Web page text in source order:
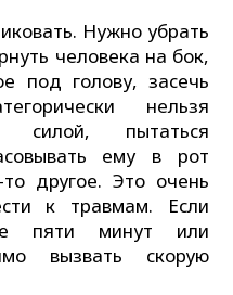
Нужно убрать
человека на бок,
под голову, засечь
нельзя
силой, пытаться
ему в рот
другое. Это очень
к травмам. Если
пяти минут или
вызвать скорую